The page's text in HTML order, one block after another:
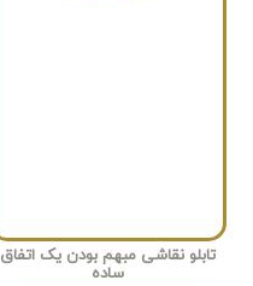
تابلو نقاشی مبهم بودن یک اتفاق
ساده